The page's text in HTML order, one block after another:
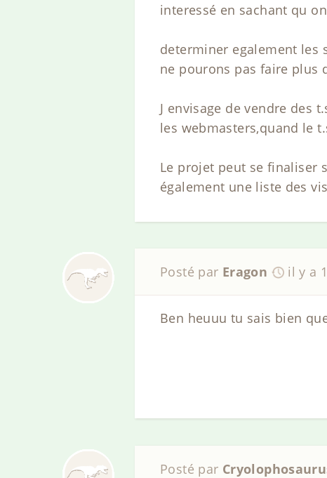
interessé en sachant qu
determiner egalement les
ne pourons pas faire plus
J envisage de vendre des
les webmasters,quand le
Le projet peut se finaliser
également une liste des
Posté par Eragon il y a
Ben heuuu tu sais bien
Posté par